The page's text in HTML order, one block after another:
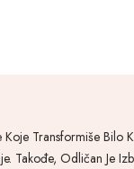
Transformiše
Takođe, Odličan